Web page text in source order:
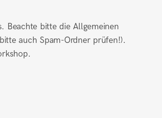
Beachte bitte die Allgemeinen
auch Spam-Ordner prüfen!).